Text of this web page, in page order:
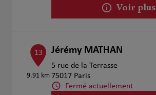
Voir plus
13
9.91 km
Jérémy MATHAN
5 rue de la Terrasse
75017 Paris
Fermé actuellement